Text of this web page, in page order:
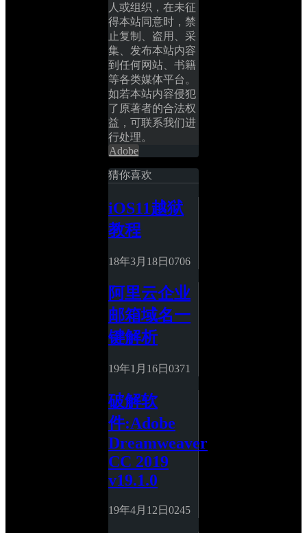
人或组织，在未征
得本站同意时，禁
止复制、盗用、采
集、发布本站内容
到任何网站、书籍
等各类媒体平台。
如若本站内容侵犯
了原著者的合法权
益，可联系我们进
行处理。
Adobe
猜你喜欢
iOS11越狱
教程
18年3月18日 0706
阿里云企业
邮箱域名一
键解析
19年1月16日 0371
破解软
件:Adobe
Dreamweaver
CC 2019
v19.1.0
19年4月12日 0245